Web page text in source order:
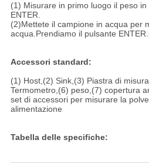
(1) Misurare in primo luogo il peso
ENTER.
(2)Mettete il campione in acqua per
acqua.Prendiamo il pulsante
Accessori standard:
(1) Host,(2) Sink,(3) Piastra di
Termometro,(6) peso,(7) copertura
set di accessori per misurare la
alimentazione
Tabella delle specifiche: